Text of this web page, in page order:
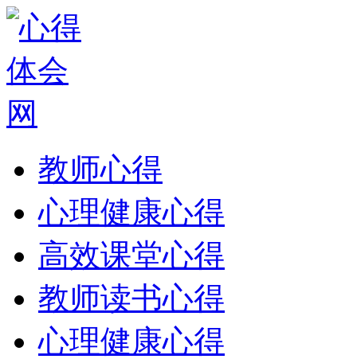
教师心得
心理健康心得
高效课堂心得
教师读书心得
心理健康心得